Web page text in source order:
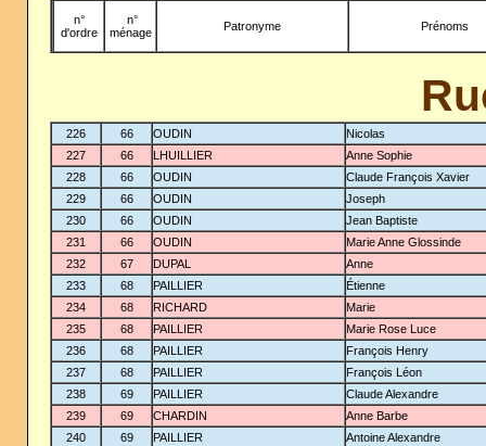
n°
d'ordre
-n°
ménage
Patronyme Prénoms
226 66 OUDIN
Nicolas
227
66 LHUILLIER
Anne Sophie
228
66 OUDIN
Claude François Xavier
229
66 OUDIN
Joseph
230
66 OUDIN
Jean Baptiste
231
66 OUDIN
Marie Anne Glossinde
232
67 DUPAL
Anne
233
68 PAILLIER
Étienne
234
68 RICHARD
Marie
235
68 PAILLIER
Marie Rose Luce
236
68 PAILLIER
François Henry
237
68 PAILLIER
François Léon
238
69 PAILLIER
Claude Alexandre
239
69 CHARDIN
Anne Barbe
240
69 PAILLIER
Antoine Alexandre